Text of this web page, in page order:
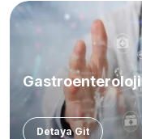
Gastroenteroloji
Detaya Git